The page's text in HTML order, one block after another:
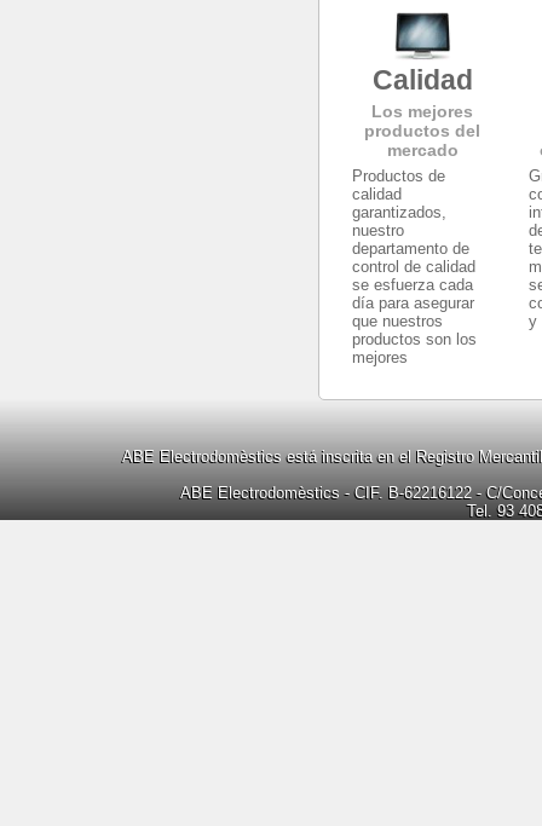
Calidad
Los mejores
productos del
mercado
Productos de
calidad
garantizados,
nuestro
departamento de
control de calidad
se esfuerza cada
día para asegurar
que nuestros
productos son los
mejores
y
ABE Electrodomèstics está inscrita en el Registro
ABE Electrodomèstics - CIF. B-62216122 - C/
Tel. 93